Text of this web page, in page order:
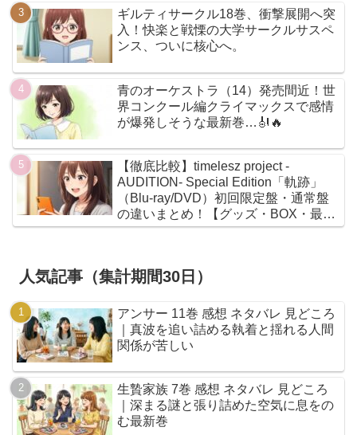
ギルティサークル18巻、衝撃展開へ突
入！快楽と戦慄の大学サークルサスペ
ンス、ついに核心へ。
青のオーケストラ（14）発売間近！世
界コンクール編クライマックスで感情
が爆発しそうな最新巻…🎻🔥
【徹底比較】timelesz project -
AUDITION- Special Edition「軌跡」
（Blu-ray/DVD）初回限定盤・通常盤
の違いまとめ！【グッズ・BOX・最安
値】
人気記事（集計期間30日）
アンサー 11巻 感想 ネタバレ 見どころ
｜真波を追い詰める執着と揺れる人間
関係が苦しい
生贄家族 7巻 感想 ネタバレ 見どころ
｜深まる謎と張り詰めた空気に息をの
む最新巻